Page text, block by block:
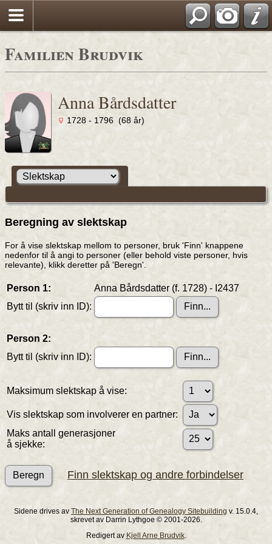
Familien Brudvik
Anna Bårdsdatter
1728 - 1796 (68 år)
Beregning av slektskap
For å vise slektskap mellom to personer, bruk 'Finn' knappene
nedenfor til å angi to personer (eller behold viste personer, hvis
relevante), klikk deretter på 'Beregn'.
Person 1:
Anna Bårdsdatter (f. 1728) - I2437
Bytt til (skriv inn ID):
Person 2:
Bytt til (skriv inn ID):
Maksimum slektskap å vise:
Vis slektskap som involverer en partner:
Maks antall generasjoner
å sjekke:
Finn slektskap og andre forbindelser
Sidene drives av The Next Generation of Genealogy Sitebuilding v. 15.0.4,
skrevet av Darrin Lythgoe © 2001-2026.
Redigert av Kjell Arne Brudvik.